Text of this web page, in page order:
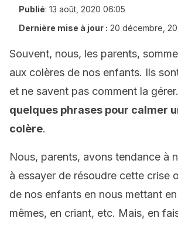
Publié: 13 août, 2020 06:05
Dernière mise à jour : 20 décembre,
Souvent, nous, les parents,
aux colères de nos enfants. Ils
et ne savent pas comment la gérer.
quelques phrases pour calmer
colère.
Nous, parents, avons tendance à
à essayer de résoudre cette crise
de nos enfants en nous mettant
mêmes, en criant, etc. Mais, en